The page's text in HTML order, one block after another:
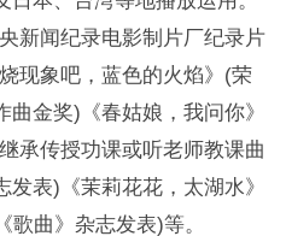
新闻纪录电影制片厂纪录片
现象吧，蓝色的火焰》(荣
金奖)《春姑娘，我问你》
承传授功课或听老师教课曲
表)《茉莉花花，太湖水》
歌曲》杂志发表)等。